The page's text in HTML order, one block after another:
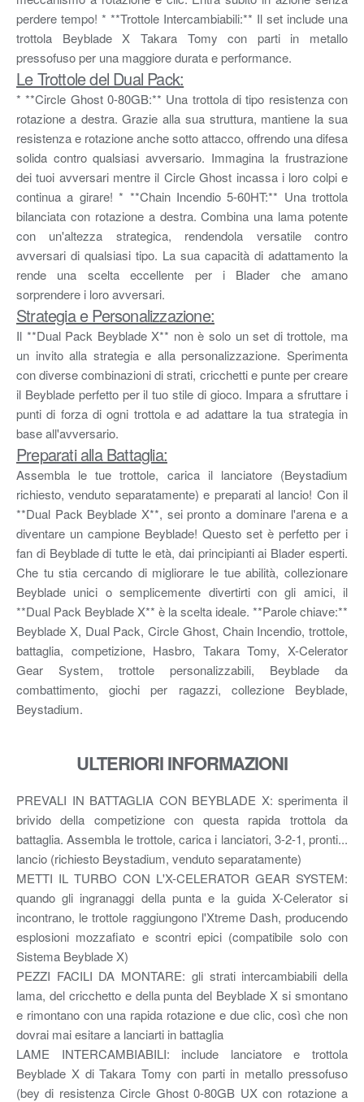
perdere tempo! * **Trottole Intercambiabili:** Il set include una
trottola Beyblade X Takara Tomy con parti in metallo
pressofuso per una maggiore durata e performance.
Le Trottole del Dual Pack:
* **Circle Ghost 0-80GB:** Una trottola di tipo resistenza con
rotazione a destra. Grazie alla sua struttura, mantiene la sua
resistenza e rotazione anche sotto attacco, offrendo una difesa
solida contro qualsiasi avversario. Immagina la frustrazione
dei tuoi avversari mentre il Circle Ghost incassa i loro colpi e
continua a girare! * **Chain Incendio 5-60HT:** Una trottola
bilanciata con rotazione a destra. Combina una lama potente
con un'altezza strategica, rendendola versatile contro
avversari di qualsiasi tipo. La sua capacità di adattamento la
rende una scelta eccellente per i Blader che amano
sorprendere i loro avversari.
Strategia e Personalizzazione:
Il **Dual Pack Beyblade X** non è solo un set di trottole, ma
un invito alla strategia e alla personalizzazione. Sperimenta
con diverse combinazioni di strati, cricchetti e punte per creare
il Beyblade perfetto per il tuo stile di gioco. Impara a sfruttare i
punti di forza di ogni trottola e ad adattare la tua strategia in
base all'avversario.
Preparati alla Battaglia:
Assembla le tue trottole, carica il lanciatore (Beystadium
richiesto, venduto separatamente) e preparati al lancio! Con il
**Dual Pack Beyblade X**, sei pronto a dominare l'arena e a
diventare un campione Beyblade! Questo set è perfetto per i
fan di Beyblade di tutte le età, dai principianti ai Blader esperti.
Che tu stia cercando di migliorare le tue abilità, collezionare
Beyblade unici o semplicemente divertirti con gli amici, il
**Dual Pack Beyblade X** è la scelta ideale. **Parole chiave:**
Beyblade X, Dual Pack, Circle Ghost, Chain Incendio, trottole,
battaglia, competizione, Hasbro, Takara Tomy, X-Celerator
Gear System, trottole personalizzabili, Beyblade da
combattimento, giochi per ragazzi, collezione Beyblade,
Beystadium.
ULTERIORI INFORMAZIONI
PREVALI IN BATTAGLIA CON BEYBLADE X: sperimenta il
brivido della competizione con questa rapida trottola da
battaglia. Assembla le trottole, carica i lanciatori, 3-2-1, pronti...
lancio (richiesto Beystadium, venduto separatamente)
METTI IL TURBO CON L'X-CELERATOR GEAR SYSTEM:
quando gli ingranaggi della punta e la guida X-Celerator si
incontrano, le trottole raggiungono l'Xtreme Dash, producendo
esplosioni mozzafiato e scontri epici (compatibile solo con
Sistema Beyblade X)
PEZZI FACILI DA MONTARE: gli strati intercambiabili della
lama, del cricchetto e della punta del Beyblade X si smontano
e rimontano con una rapida rotazione e due clic, così che non
dovrai mai esitare a lanciarti in battaglia
LAME INTERCAMBIABILI: include lanciatore e trottola
Beyblade X di Takara Tomy con parti in metallo pressofuso
(bey di resistenza Circle Ghost 0-80GB UX con rotazione a